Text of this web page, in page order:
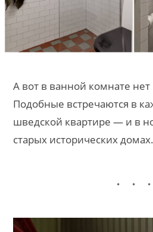
А вот в ванной комнате
Подобные встречаются в
шведской квартире — и в
старых исторических домах.